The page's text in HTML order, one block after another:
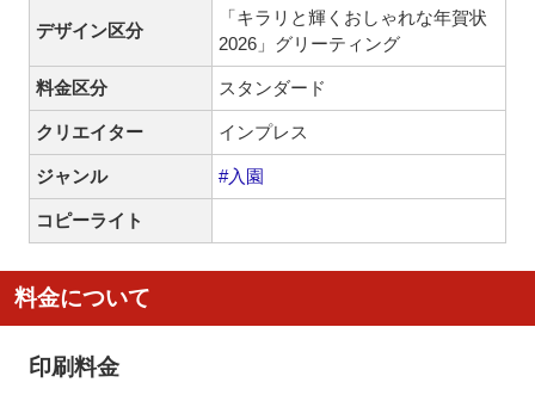
デザイン区分
「キラリと輝くおしゃれな年賀状
2026」グリーティング
料金区分 スタンダード
クリエイター インプレス
ジャンル #入園
コピーライト
料金について
印刷料金